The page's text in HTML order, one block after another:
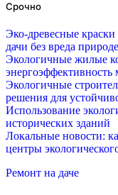
Срочно
Эко-древесные
дачи без вреда природе
Экологичные жилые
Экологичные
решения для
Использование
исторических зданий
Локальные новости:
центры
Ремонт на даче